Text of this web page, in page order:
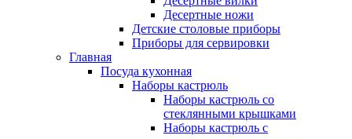
Десертные ножи
Детские столовые приборы
Приборы для сервировки
Главная
Посуда кухонная
Наборы кастрюль
Наборы кастрюль со
стеклянными крышками
Наборы кастрюль с